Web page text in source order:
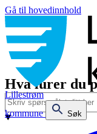
Gå til hovedinnhold
Lillestrøm
kommune
Søk
Hva lurer du